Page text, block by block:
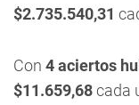
$2.735.540,31
Con 4 aciertos
$11.659,68cada